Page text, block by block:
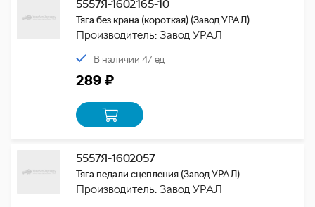
5557Я-1602165-10
Тяга без крана (короткая) (Завод УРАЛ)
Производитель: Завод УРАЛ
В наличии 47 ед
289 ₽
5557Я-1602057
Тяга педали сцепления (Завод УРАЛ)
Производитель: Завод УРАЛ